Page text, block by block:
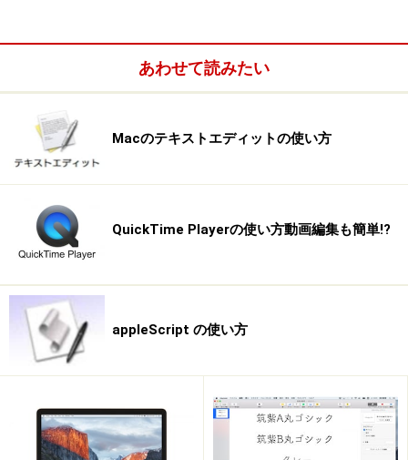
1.オンにするとSpaces が使えるようになります。2.デスクト
ップの切り替えメニューをメニューバーに表示します。3.デ
スクトップを増やしたり減らしたりします。4.デスクトップ
とアプリケーションを関連づけます。5.Spacesを操作するキ
ーボードショートカットを設定します。6.アプリケーション
を切り替えたときにデスクトップを切り替えるかどうかを設
定します（クリックで拡大）
あわせて読みたい
Macのテキストエディットの使い方
QuickTime Playerの使い方動画編集も簡単!?
appleScript の使い方